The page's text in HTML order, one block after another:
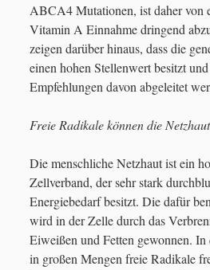
ABCA4 Mutationen, ist daher von
Vitamin A Einnahme dringend
zeigen darüber hinaus, dass die
einen hohen Stellenwert besitzt
Empfehlungen davon abgeleitet
Freie Radikale können die
Die menschliche Netzhaut ist ein
Zellverband, der sehr stark
Energiebedarf besitzt. Die dafür
wird in der Zelle durch das
Eiweißen und Fetten gewonnen. In
in großen Mengen freie Radikale